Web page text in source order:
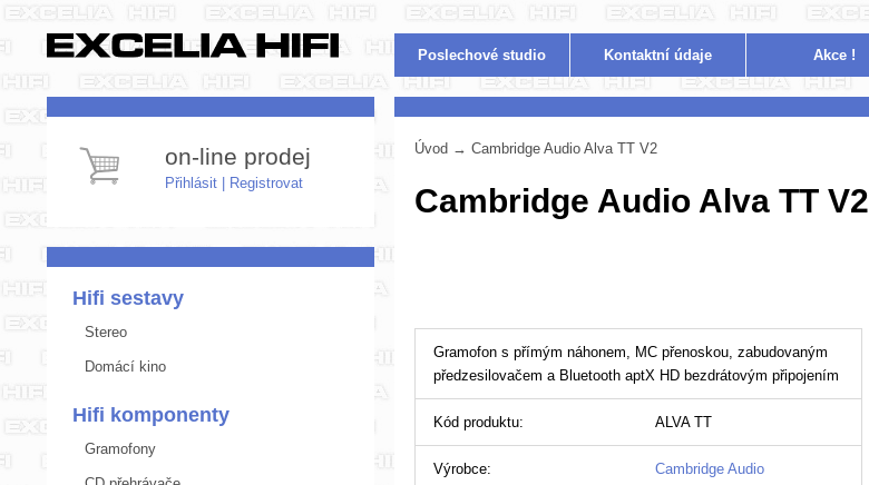
Poslechové studio Kontaktní údaje Akce !
on-line prodej
Přihlásit Registrovat
Hifi sestavy
Stereo
Domácí kino
Hifi komponenty
Gramofony
Úvod → Cambridge Audio Alva TT V2
Cambridge Audio Alva TT V2
Gramofon s přímým náhonem, MC přenoskou, zabudovaným
předzesilovačem a Bluetooth aptX HD bezdrátovým připojením
Kód produktu: ALVA TT
Výrobce: Cambridge Audio